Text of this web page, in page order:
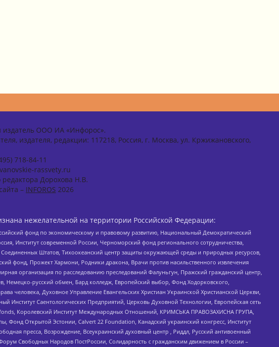
издатель ООО ИА «Инфорос».
издателя, редакции: 117218, Россия, г. Москва, ул. Кржижановского,
718-84-11
rassvety.ru
Дорохова Н.В.
– INFOROS 2026
нежелательной на территории Российской Федерации:
фонд по экономическому и правовому развитию, Национальный Демократический
Институт современной России, Черноморский фонд регионального сотрудничества,
Штатов, Тихоокеанский центр защиты окружающей среды и природных ресурсов,
фонд, Прожект Хармони, Родники дракона, Врачи против насильственного извлечения
организация по расследованию преследований Фалуньгун, Пражский гражданский центр,
Немецко-русский обмен, Бард колледж, Европейский выбор, Фонд Ходорковского,
человека, Духовное Управление Евангельских Христиан Украинской Христианской Церкви,
Саентологических Предприятий, Церковь Духовной Технологии, Европейская сеть
Королевский Институт Международных Отношений, КРИМСЬКА ПРАВОЗАХИСНА ГРУПА,
Открытой Эстонии, Calvert 22 Foundation, Канадский украинский конгресс, Институт
пресса, Возрождение, Всеукраинский духовный центр , Риддл, Русский антивоенный
Свободных Народов ПостРоссии, Солидарность с гражданским движением в России –